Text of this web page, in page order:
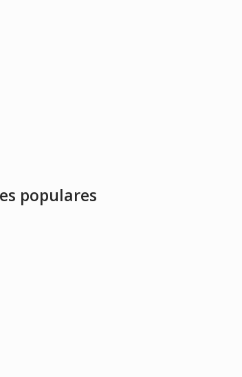
populares